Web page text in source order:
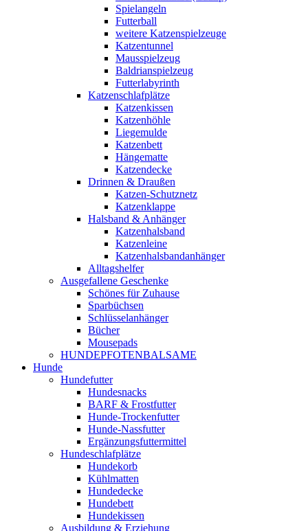
Spielangeln
Futterball
weitere Katzenspielzeuge
Katzentunnel
Mausspielzeug
Baldrianspielzeug
Futterlabyrinth
Katzenschlafplätze
Katzenkissen
Katzenhöhle
Liegemulde
Katzenbett
Hängematte
Katzendecke
Drinnen & Draußen
Katzen-Schutznetz
Katzenklappe
Halsband & Anhänger
Katzenhalsband
Katzenleine
Katzenhalsbandanhänger
Alltagshelfer
Ausgefallene Geschenke
Schönes für Zuhause
Sparbüchsen
Schlüsselanhänger
Bücher
Mousepads
HUNDEPFOTENBALSAME
Hunde
Hundefutter
Hundesnacks
BARF & Frostfutter
Hunde-Trockenfutter
Hunde-Nassfutter
Ergänzungsfuttermittel
Hundeschlafplätze
Hundekorb
Kühlmatten
Hundedecke
Hundebett
Hundekissen
Ausbildung & Erziehung